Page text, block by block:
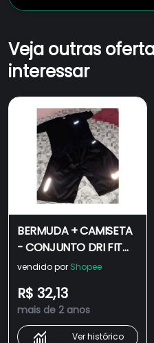
Veja outras
interessar
BERMUDA + CAMISETA
- CONJUNTO DRI FIT
COM LOGO REFLETIVO
FABRICA
vendido por Shopee
R$ 32,13
mais de 2 anos
Ver histórico